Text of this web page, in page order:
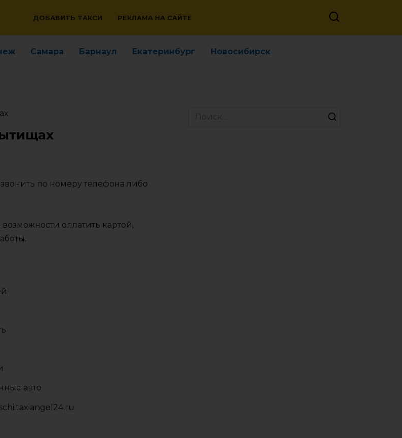
ДОБАВИТЬ ТАКСИ РЕКЛАМА НА САЙТЕ
Самара Барнаул Екатеринбург Новосибирск
по номеру телефона либо
оплатить картой,
авто
Search